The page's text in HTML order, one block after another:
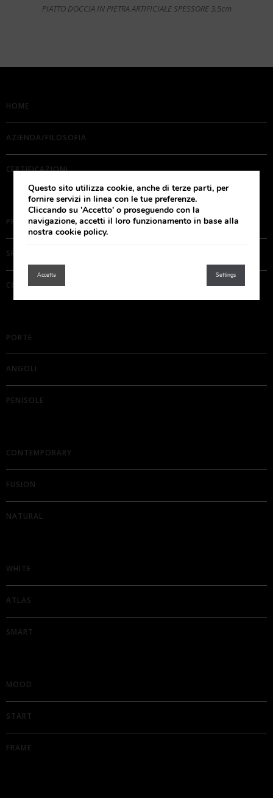
PIATTO DOCCIA IN PIETRA ARTIFICIALE SPESSORE 3.5cm
HOME
AZIENDA/FILOSOFIA
CERTIFICAZIONI
PRODOTTI
SPECIFICHE E MATERIALI
COMPONENTI
PORTE
ANGOLI
PENISOLE
CONTEMPORARY
FUSION
NATURAL
WHITE
ATLAS
SMART
MOOD
START
FRAME
Questo sito utilizza cookie, anche di terze parti, per
fornire servizi in linea con le tue preferenze.
Cliccando su 'Accetto' o proseguendo con la
navigazione, accetti il loro funzionamento in base alla
nostra cookie policy.
Accetta Settings